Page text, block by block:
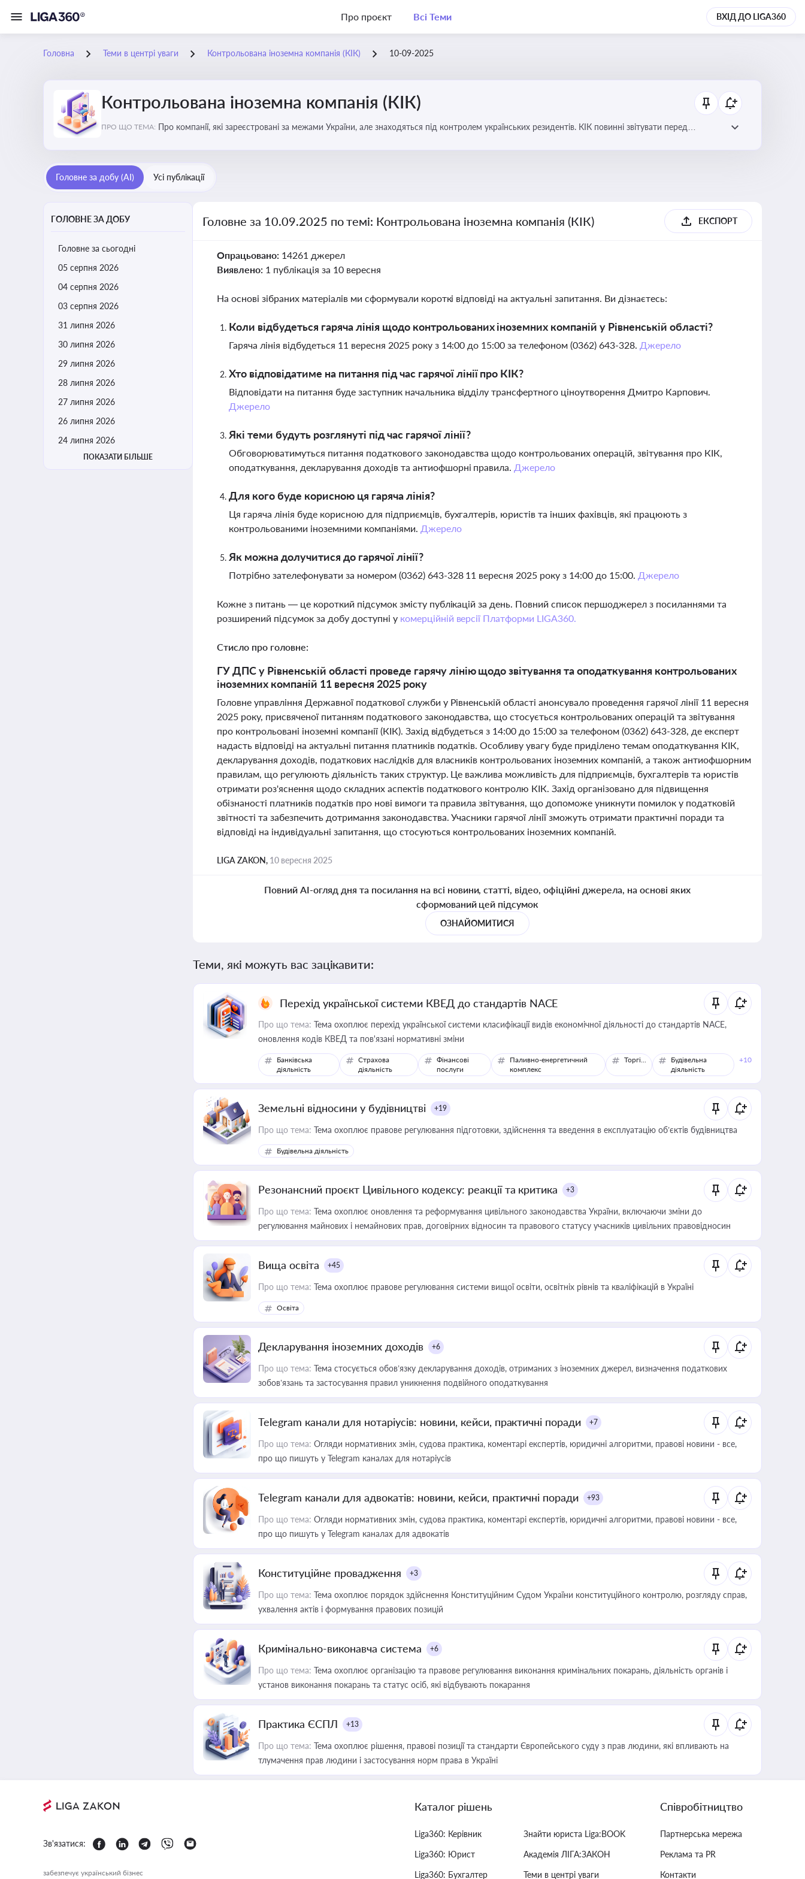
Про проєкт Всі Теми ВХІД ДО LIGA360
Головна Теми в центрі уваги Контрольована іноземна компанія (КІК) 10-09-2025
Контрольована іноземна компанія (КІК)
ПРО ЩО ТЕМА: Про компанії, які зареєстровані за межами України, але знаходяться під контролем українських резидентів. КІК повинні звітувати перед
Головне за добу (AI) Усі публікації
ГОЛОВНЕ ЗА ДОБУ
Головне за сьогодні
05 серпня 2026
04 серпня 2026
03 серпня 2026
31 липня 2026
30 липня 2026
29 липня 2026
28 липня 2026
27 липня 2026
26 липня 2026
24 липня 2026
ПОКАЗАТИ БІЛЬШЕ
Головне за 10.09.2025 по темі: Контрольована іноземна компанія (КІК) ЕКСПОРТ
Опрацьовано: 14261 джерел
Виявлено: 1 публікація за 10 вересня
На основі зібраних матеріалів ми сформували короткі відповіді на актуальні запитання. Ви дізнаєтесь:
Коли відбудеться гаряча лінія щодо контрольованих іноземних компаній у Рівненській області?
Гаряча лінія відбудеться 11 вересня 2025 року з 14:00 до 15:00 за телефоном (0362) 643-328. Джерело
Хто відповідатиме на питання під час гарячої лінії про КІК?
Відповідати на питання буде заступник начальника відділу трансфертного ціноутворення Дмитро Карпович.
Джерело
Які теми будуть розглянуті під час гарячої лінії?
Обговорюватимуться питання податкового законодавства щодо контрольованих операцій, звітування про КІК,
оподаткування, декларування доходів та антиофшорні правила. Джерело
Для кого буде корисною ця гаряча лінія?
Ця гаряча лінія буде корисною для підприємців, бухгалтерів, юристів та інших фахівців, які працюють з
контрольованими іноземними компаніями. Джерело
Як можна долучитися до гарячої лінії?
Потрібно зателефонувати за номером (0362) 643-328 11 вересня 2025 року з 14:00 до 15:00. Джерело
Кожне з питань — це короткий підсумок змісту публікацій за день. Повний список першоджерел з посиланнями та
розширений підсумок за добу доступні у комерційній версії Платформи LIGA360.
Стисло про головне:
ГУ ДПС у Рівненській області проведе гарячу лінію щодо звітування та оподаткування контрольованих
іноземних компаній 11 вересня 2025 року
Головне управління Державної податкової служби у Рівненській області анонсувало проведення гарячої лінії 11 вересня
2025 року, присвяченої питанням податкового законодавства, що стосується контрольованих операцій та звітування
про контрольовані іноземні компанії (КІК). Захід відбудеться з 14:00 до 15:00 за телефоном (0362) 643-328, де експерт
надасть відповіді на актуальні питання платників податків. Особливу увагу буде приділено темам оподаткування КІК,
декларування доходів, податкових наслідків для власників контрольованих іноземних компаній, а також антиофшорним
правилам, що регулюють діяльність таких структур. Це важлива можливість для підприємців, бухгалтерів та юристів
отримати роз'яснення щодо складних аспектів податкового контролю КІК. Захід організовано для підвищення
обізнаності платників податків про нові вимоги та правила звітування, що допоможе уникнути помилок у податковій
звітності та забезпечить дотримання законодавства. Учасники гарячої лінії зможуть отримати практичні поради та
відповіді на індивідуальні запитання, що стосуються контрольованих іноземних компаній.
LIGA ZAKON, 10 вересня 2025
Повний AI-огляд дня та посилання на всі новини, статті, відео, офіційні джерела, на основі яких
сформований цей підсумок
ОЗНАЙОМИТИСЯ
Теми, які можуть вас зацікавити:
Перехід української системи КВЕД до стандартів NACE
Про що тема: Тема охоплює перехід української системи класифікації видів економічної діяльності до стандартів NACE,
оновлення кодів КВЕД та пов'язані нормативні зміни
Банківська
діяльність
Страхова
діяльність
Фінансові
послуги
Паливно-енергетичний
комплекс
Торгівля
Будівельна
діяльність
+10
Земельні відносини у будівництві +19
Про що тема: Тема охоплює правове регулювання підготовки, здійснення та введення в експлуатацію об’єктів будівництва
Будівельна діяльність
Резонансний проєкт Цивільного кодексу: реакції та критика +3
Про що тема: Тема охоплює оновлення та реформування цивільного законодавства України, включаючи зміни до
регулювання майнових і немайнових прав, договірних відносин та правового статусу учасників цивільних правовідносин
Вища освіта +45
Про що тема: Тема охоплює правове регулювання системи вищої освіти, освітніх рівнів та кваліфікацій в Україні
Освіта
Декларування іноземних доходів +6
Про що тема: Тема стосується обов’язку декларування доходів, отриманих з іноземних джерел, визначення податкових
зобов’язань та застосування правил уникнення подвійного оподаткування
Telegram канали для нотаріусів: новини, кейси, практичні поради +7
Про що тема: Огляди нормативних змін, судова практика, коментарі експертів, юридичні алгоритми, правові новини - все,
про що пишуть у Telegram каналах для нотаріусів
Telegram канали для адвокатів: новини, кейси, практичні поради +93
Про що тема: Огляди нормативних змін, судова практика, коментарі експертів, юридичні алгоритми, правові новини - все,
про що пишуть у Telegram каналах для адвокатів
Конституційне провадження +3
Про що тема: Тема охоплює порядок здійснення Конституційним Судом України конституційного контролю, розгляду справ,
ухвалення актів і формування правових позицій
Кримінально-виконавча система +6
Про що тема: Тема охоплює організацію та правове регулювання виконання кримінальних покарань, діяльність органів і
установ виконання покарань та статус осіб, які відбувають покарання
Практика ЄСПЛ +13
Про що тема: Тема охоплює рішення, правові позиції та стандарти Європейського суду з прав людини, які впливають на
тлумачення прав людини і застосування норм права в Україні
Зв'язатися:
забезпечує український бізнес
Каталог рішень
Liga360: Керівник
Liga360: Юрист
Liga360: Бухгалтер
Знайти юриста Liga:BOOK
Академія ЛІГА:ЗАКОН
Теми в центрі уваги
Співробітництво
Партнерська мережа
Реклама та PR
Контакти